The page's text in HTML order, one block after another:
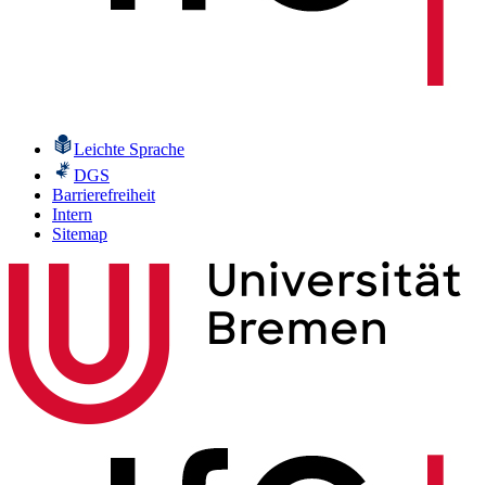
Leichte Sprache
DGS
Barrierefreiheit
Intern
Sitemap